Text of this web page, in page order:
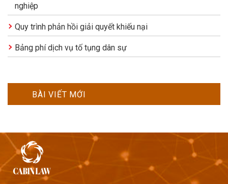
nghiệp
Quy trình phản hồi giải quyết khiếu nại
Bảng phí dịch vụ tố tụng dân sự
BÀI VIẾT MỚI